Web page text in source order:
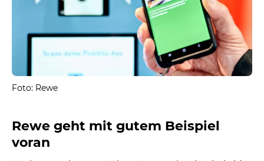
Foto: Rewe
Rewe geht mit gutem Beispiel
voran